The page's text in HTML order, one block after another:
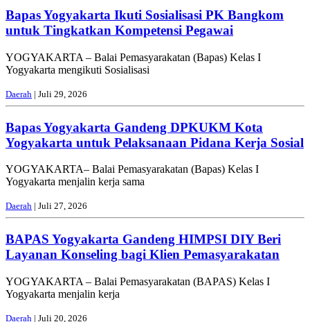
Bapas Yogyakarta Ikuti Sosialisasi PK Bangkom
untuk Tingkatkan Kompetensi Pegawai
YOGYAKARTA – Balai Pemasyarakatan (Bapas) Kelas I
Yogyakarta mengikuti Sosialisasi
Daerah | Juli 29, 2026
Bapas Yogyakarta Gandeng DPKUKM Kota
Yogyakarta untuk Pelaksanaan Pidana Kerja Sosial
YOGYAKARTA– Balai Pemasyarakatan (Bapas) Kelas I
Yogyakarta menjalin kerja sama
Daerah | Juli 27, 2026
BAPAS Yogyakarta Gandeng HIMPSI DIY Beri
Layanan Konseling bagi Klien Pemasyarakatan
YOGYAKARTA – Balai Pemasyarakatan (BAPAS) Kelas I
Yogyakarta menjalin kerja
Daerah | Juli 20, 2026